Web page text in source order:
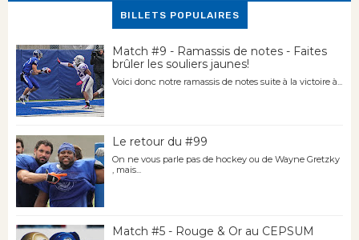
BILLETS POPULAIRES
Match #9 - Ramassis de notes - Faites
brûler les souliers jaunes!
Voici donc notre ramassis de notes suite à la victoire à...
Le retour du #99
On ne vous parle pas de hockey ou de Wayne Gretzky
, mais...
Match #5 - Rouge & Or au CEPSUM